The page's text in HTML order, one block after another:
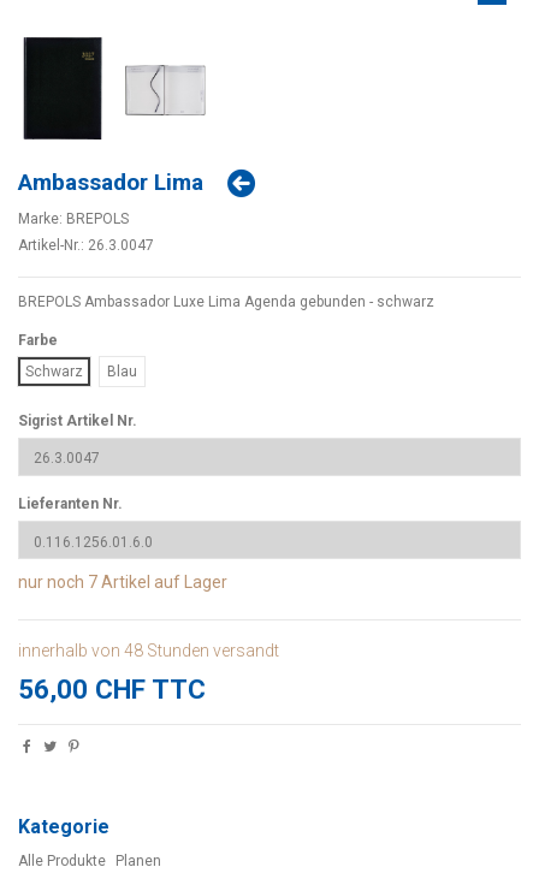
Ambassador Lima
Marke: BREPOLS
Artikel-Nr.: 26.3.0047
BREPOLS Ambassador Luxe Lima Agenda gebunden - schwarz
Farbe
Schwarz
Blau
Sigrist Artikel Nr.
Lieferanten Nr.
nur noch 7 Artikel auf Lager
innerhalb von 48 Stunden versandt
56,00 CHF TTC
Kategorie
Alle Produkte Planen